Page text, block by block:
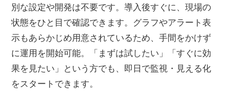
別な設定や開発は不要です。導入後すぐに、現場の
状態をひと目で確認できます。グラフやアラート表
示もあらかじめ用意されているため、手間をかけず
に運用を開始可能。「まずは試したい」「すぐに効
果を見たい」という方でも、即日で監視・見える化
をスタートできます。